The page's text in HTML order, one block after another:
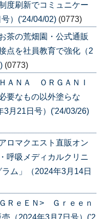
度刷新でコミュニケー
）('24/04/02) (0773)
茶の荒畑園・公式通販
点を社員教育で強化（2
(0773)
ＡＮＡ ＯＲＧＡＮＩ
要なもの以外塗らな
3月21日号）('24/03/26)
ロマクエスト直販オン
呼吸メディカルクリニ
ム」（2024年3月14日
ＲｅＥＮ> Ｇｒｅｅｎ